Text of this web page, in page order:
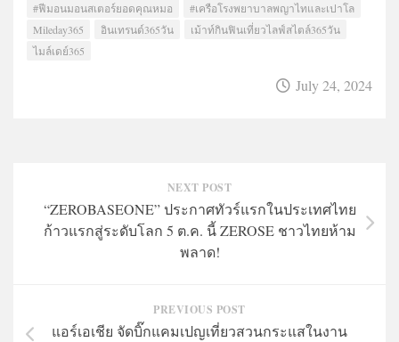
#ฟีมอนมอนสเตอร์ยอดคุณหมอ
#เครือโรงพยาบาลพญาไทและเปาโล
Mileday365
อินเทรนด์365วัน
เม้าท์กินฟินเที่ยวไลฟ์สไตล์365วัน
ไมล์เดย์365
July 24, 2024
NEXT POST
“ZEROBASEONE” ประกาศทัวร์แรกในประเทศไทย
ก้าวแรกสู่ระดับโลก 5 ต.ค. นี้ ZEROSE ชาวไทยห้าม
พลาด!
PREVIOUS POST
แอร์เอเชีย จัดบิ๊กแคมเปญเที่ยวสวนกระแสในงาน